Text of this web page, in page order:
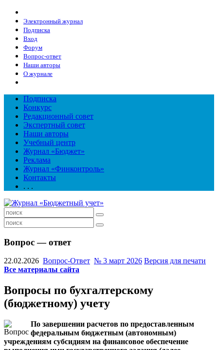
Электронный журнал
Подписка
Вход
Форум
Вопрос-ответ
Наши авторы
О журнале
Подписка
Конкурс
Редакционный совет
Экспертный совет
Наши авторы
Учебный центр
Журнал «Бюджет»
Реклама
Журнал «Финконтроль»
Контакты
. . .
Вопрос — ответ
22.02.2026 Вопрос-Ответ № 3 март 2026 Версия для печати
Все материалы сайта
Вопросы по бухгалтерскому
(бюджетному) учету
По завершении ра­счетов по предоставленным
федеральным бюджетным (автономным)
учреждениям субсидиям на финансовое обеспечение